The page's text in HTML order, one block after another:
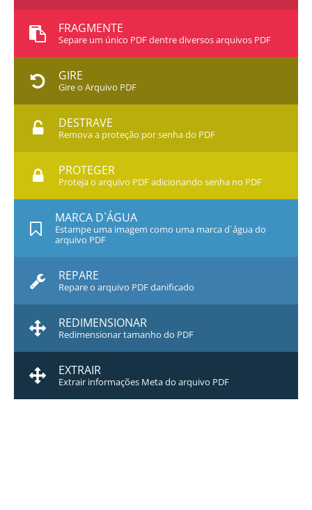
FRAGMENTE
Separe um único PDF dentre diversos arquivos PDF
GIRE
Gire o Arquivo PDF
DESTRAVE
Remova a proteção por senha do PDF
PROTEGER
Proteja o arquivo PDF adicionando senha no PDF
MARCA D`ÁGUA
Estampe uma imagem como uma marca d`água do
arquivo PDF
REPARE
Repare o arquivo PDF danificado
REDIMENSIONAR
Redimensionar tamanho do PDF
EXTRAIR
Extrair informações Meta do arquivo PDF